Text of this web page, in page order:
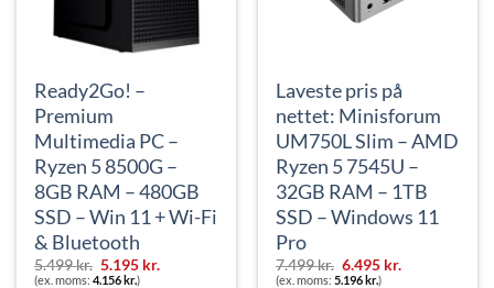
Ready2Go! –
Premium
Multimedia PC –
Ryzen 5 8500G –
8GB RAM – 480GB
SSD – Win 11 + Wi-Fi
& Bluetooth
5.499kr. Den
oprindelige
5.195 kr.
(ex. moms:4.156kr.)
Laveste pris på
nettet: Minisforum
UM750L Slim – AMD
Ryzen 5 7545U –
32GB RAM – 1TB
SSD – Windows 11
Pro
7.499kr. Den
oprindelige
6.495 kr.
(ex. moms:5.196kr.)